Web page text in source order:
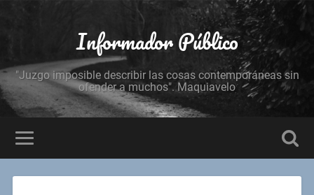
Informador Público
"Juzgo imposible describir las cosas contemporáneas sin
ofender a muchos". Maquiavelo